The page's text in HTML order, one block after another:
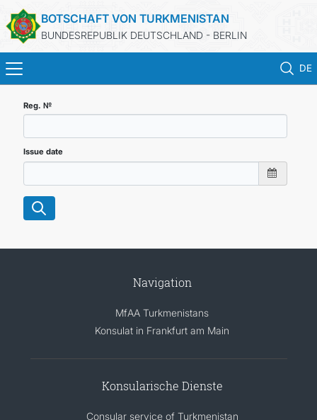
BOTSCHAFT VON TURKMENISTAN
BUNDESREPUBLIK DEUTSCHLAND - BERLIN
DE
AKTUELLES
KONTAKT
Reg. №
Issue date
Navigation
MfAA Turkmenistans
Konsulat in Frankfurt am Main
Konsularische Dienste
Consular service of Turkmenistan